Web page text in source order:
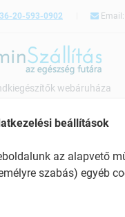
20-593-0902 Email:
webáruháza
Életkristály
beállítások
az alapvető
szabás) egyéb